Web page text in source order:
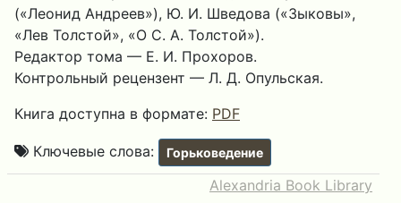
(«Леонид Андреев»), Ю. И. Шведова («Зыковы»,
«Лев Толстой», «О С. А. Толстой»).
Редактор тома — Е. И. Прохоров.
Контрольный рецензент — Л. Д. Опульская.
Книга доступна в формате: PDF
Ключевые слова: Горьковедение
Alexandria Book Library